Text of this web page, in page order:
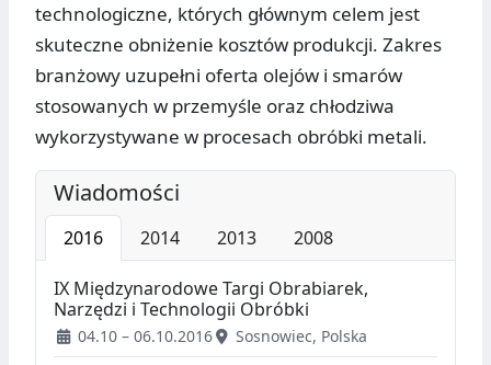
technologiczne, których głównym celem jest
skuteczne obniżenie kosztów produkcji. Zakres
branżowy uzupełni oferta olejów i smarów
stosowanych w przemyśle oraz chłodziwa
wykorzystywane w procesach obróbki metali.
Wiadomości
2016 2014 2013 2008
IX Międzynarodowe Targi Obrabiarek,
Narzędzi i Technologii Obróbki
04.10 – 06.10.2016 Sosnowiec, Polska